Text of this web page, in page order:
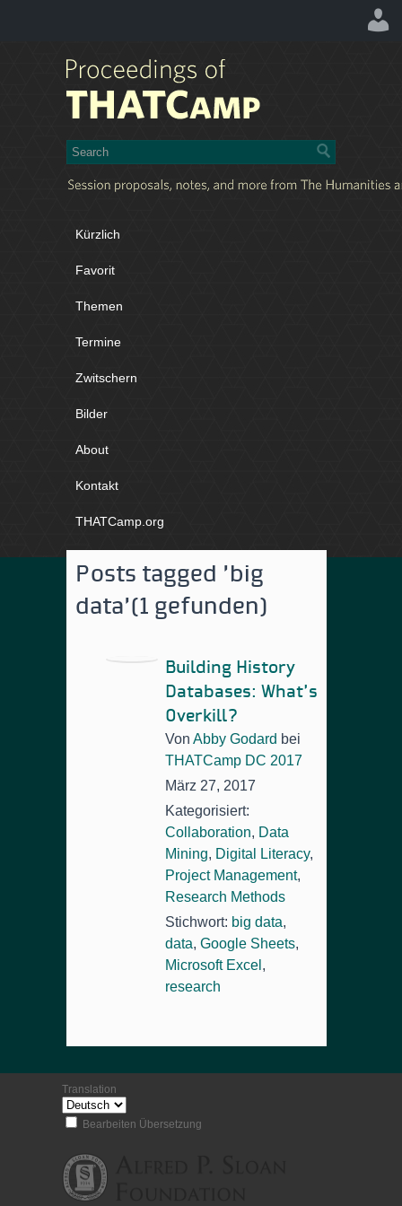
Kürzlich
Favorit
Themen
Termine
Zwitschern
Bilder
About
Kontakt
THATCamp.org
Posts tagged 'big
data'(1 gefunden)
Building History
Databases: What’s
Overkill?
Von Abby Godard bei
THATCamp DC 2017
März 27, 2017
Kategorisiert:
Collaboration, Data
Mining, Digital Literacy,
Project Management,
Research Methods
Stichwort: big data,
data, Google Sheets,
Microsoft Excel ,
research
Translation
Bearbeiten Übersetzung